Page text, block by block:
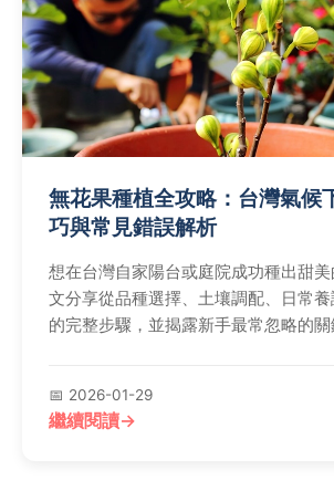
無花果種植全攻略：台灣氣候
巧與常見錯誤解析
想在台灣自家陽台或庭院成功種出甜
文分享從品種選擇、土壤調配、日常
的完整步驟，並揭露新手最常忽略的
📅 2026-01-29
繼續閱讀